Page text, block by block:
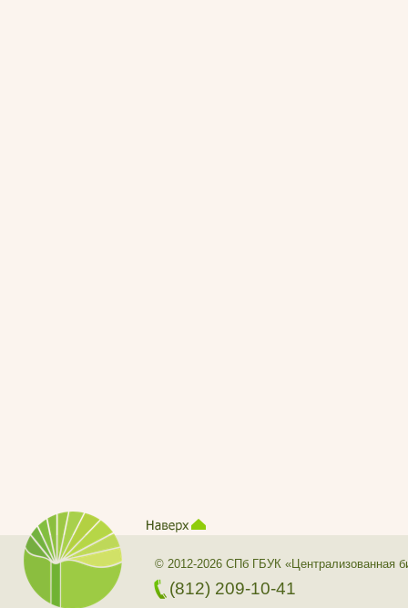
© 2012-2026 СПб ГБУК «Централизованная
(812) 209-10-41